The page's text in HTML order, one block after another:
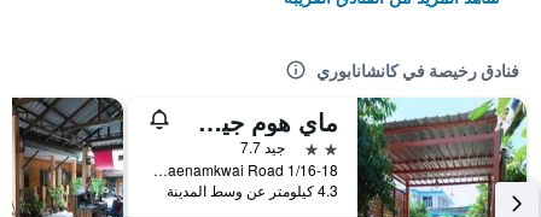
فنادق رخيصة في كانشانابوري
ماي هوم جيست هاوس
2 نجمتين
جيد 7.7
1/16-18 Maenamkwai Road, كانشانابوري, تايلاند
4.3 كيلومتر عن وسط المدينة